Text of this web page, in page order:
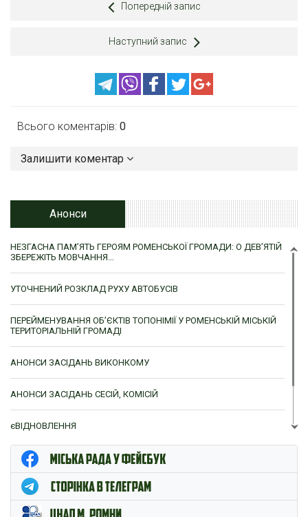
Попередній запис
Наступний запис
Всього коментарів: 0
Залишити коментар
Анонси
НЕЗГАСНА ПАМ’ЯТЬ ГЕРОЯМ РОМЕНСЬКОЇ ГРОМАДИ: О ДЕВ’ЯТІЙ
ЗБЕРЕЖІТЬ МОВЧАННЯ…
УТОЧНЕНИЙ РОЗКЛАД РУХУ АВТОБУСІВ
ПЕРЕЙМЕНУВАННЯ ОБ’ЄКТІВ ТОПОНІМІЇ У РОМЕНСЬКІЙ МІСЬКІЙ
ТЕРИТОРІАЛЬНІЙ ГРОМАДІ
АНОНСИ ЗАСІДАНЬ ВИКОНКОМУ
АНОНСИ ЗАСІДАНЬ СЕСІЙ, КОМІСІЙ
єВІДНОВЛЕННЯ
ЦНАП м. Ромни